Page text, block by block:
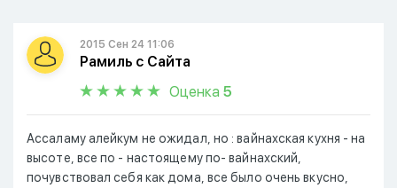
2015 Сен 24 11:06
Рамиль с Сайта
Оценка 5
Ассаламу алейкум не ожидал, но : вайнахская кухня - на
высоте, все по - настоящему по- вайнахский,
почувствовал себя как дома, все было очень вкусно,